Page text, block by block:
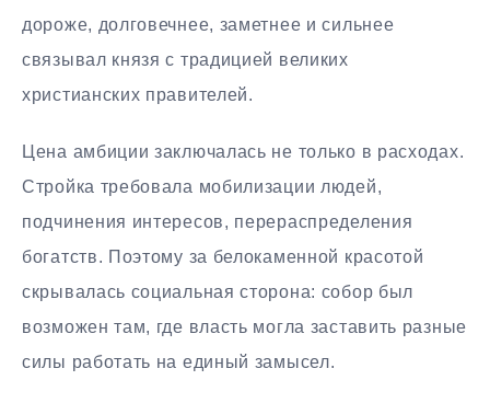
дороже, долговечнее, заметнее и сильнее
связывал князя с традицией великих
христианских правителей.
Цена амбиции заключалась не только в расходах.
Стройка требовала мобилизации людей,
подчинения интересов, перераспределения
богатств. Поэтому за белокаменной красотой
скрывалась социальная сторона: собор был
возможен там, где власть могла заставить разные
силы работать на единый замысел.